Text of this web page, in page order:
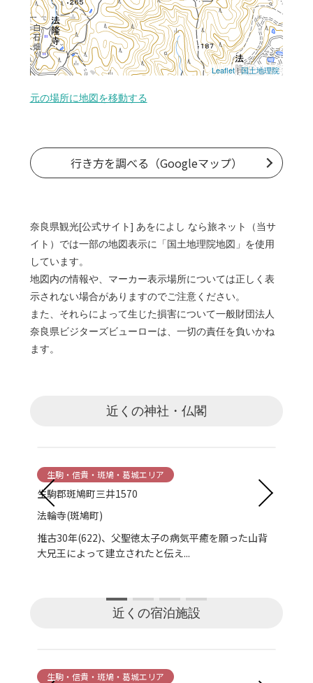
Leaflet|国土地理院
元の場所に地図を移動する
行き方を調べる（Googleマップ）
奈良県観光[公式サイト] あをによし なら旅ネット（当サ
イト）では一部の地図表示に「国土地理院地図」を使用
しています。
地図内の情報や、マーカー表示場所については正しく表
示されない場合がありますのでご注意ください。
また、それらによって生じた損害について一般財団法人
奈良県ビジターズビューローは、一切の責任を負いかね
ます。
近くの神社・仏閣
生駒・信貴・斑鳩・葛城エリア
生駒郡斑鳩町三井1570
法輪寺(斑鳩町)
推古30年(622)、父聖徳太子の病気平癒を願った山背
大兄王によって建立されたと伝え...
近くの宿泊施設
生駒・信貴・斑鳩・葛城エリア